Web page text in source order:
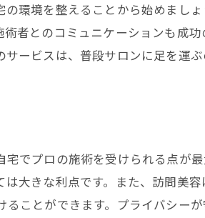
果
環境を整えることから始めまし
者とのコミュニケーションも成功
ービスは、普段サロンに足を運
でプロの施術を受けられる点が
大きな利点です。また、訪問美容
ことができます。プライバシー